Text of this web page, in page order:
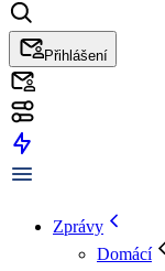
Přihlášení
Zprávy
Domácí